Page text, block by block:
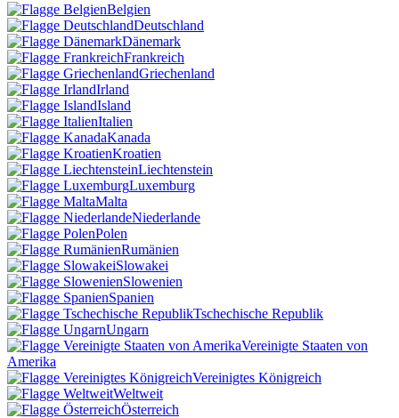
Belgien
Deutschland
Dänemark
Frankreich
Griechenland
Irland
Island
Italien
Kanada
Kroatien
Liechtenstein
Luxemburg
Malta
Niederlande
Polen
Rumänien
Slowakei
Slowenien
Spanien
Tschechische Republik
Ungarn
Vereinigte Staaten von
Amerika
Vereinigtes Königreich
Weltweit
Österreich